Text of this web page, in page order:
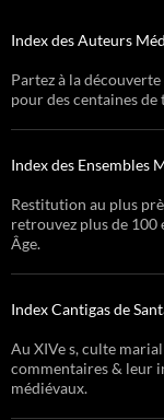
Index des Auteurs
Partez à la
pour des centaines de
Index des Ensembles
Restitution au plus
retrouvez plus de 100
Âge.
Index Cantigas de
Au XIVe s, culte
commentaires & leur
médiévaux.